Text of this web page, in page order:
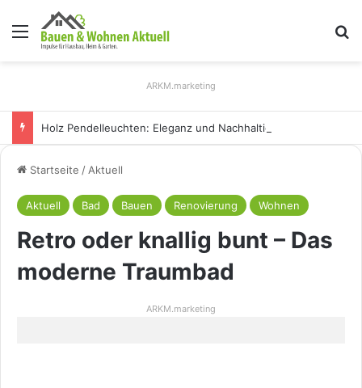
Menü
ARKM.marketing
Startseite / Aktuell
Aktuell Bad Bauen Renovierung Wohnen
Retro oder knallig bunt – Das
moderne Traumbad
ARKM.marketing